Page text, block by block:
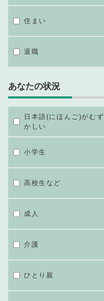
住まい
退職
あなたの状況
日本語(にほんご)がむず
かしい
小学生
高校生など
成人
介護
ひとり親